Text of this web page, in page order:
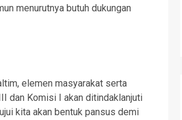
menurutnya butuh dukungan
elemen masyarakat serta
dan Komisi I akan ditindaklanjuti
kita akan bentuk pansus demi